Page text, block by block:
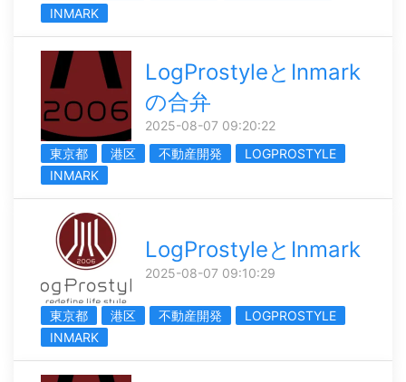
INMARK
LogProstyleとInmark
の合弁
2025-08-07 09:20:22
東京都
港区 不動産開発
LOGPROSTYLE
INMARK
LogProstyleとInmark
2025-08-07 09:10:29
東京都 港区 不動産開発
LOGPROSTYLE
INMARK